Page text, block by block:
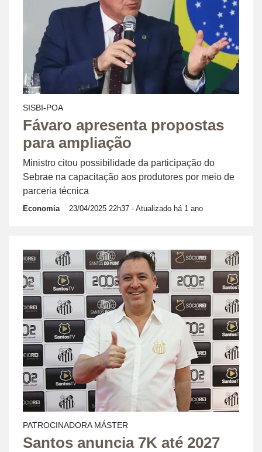
SISBI-POA
Fávaro apresenta propostas
para ampliação
Ministro citou possibilidade da participação do
Sebrae na capacitação aos produtores por meio de
parceria técnica
Economia 23/04/2025 22h37 - Atualizado há 1 ano
PATROCINADORA MÁSTER
Santos anuncia 7K até 2027